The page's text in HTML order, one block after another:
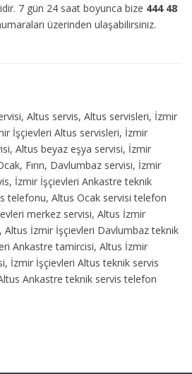
7 gün 24 saat boyunca bize 444 48
üzerinden ulaşabilirsiniz.
Altus servis, Altus servisleri, İzmir
İşçievleri Altus servisleri, İzmir
Altus beyaz eşya servisi, İzmir
Fırın, Davlumbaz servisi, İzmir
İzmir İşçievleri Ankastre teknik
telefonu, Altus Ocak servisi telefon
merkez servisi, Altus İzmir
Altus İzmir İşçievleri Davlumbaz teknik
Ankastre tamircisi, Altus İzmir
İzmir İşçievleri Altus teknik servis
Ankastre teknik servis telefon